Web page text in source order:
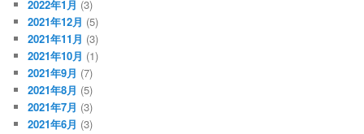
2022年1月 (3)
2021年12月 (5)
2021年11月 (3)
2021年10月 (1)
2021年9月 (7)
2021年8月 (5)
2021年7月 (3)
2021年6月 (3)